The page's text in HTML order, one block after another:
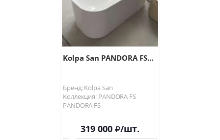
Kolpa San PANDORA FS...
Бренд: Kolpa San
Коллекция: PANDORA FS
PANDORA FS
319 000 /шт.